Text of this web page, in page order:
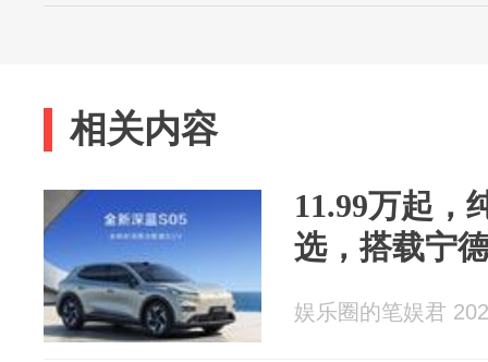
相关内容
11.99万起，
选，搭载宁
娱乐圈的笔娱君